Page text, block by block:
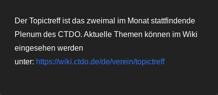
Der Topictreff ist das zweimal im Monat stattfindende
Plenum des CTDO. Aktuelle Themen können im Wiki
eingesehen werden
unter: https://wiki.ctdo.de/de/verein/topictreff